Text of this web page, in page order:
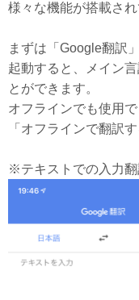
様々な機能が搭載され
まずは「Google翻訳
起動すると、メイン
とができます。
オフラインでも使用
「オフラインで翻訳
※テキストでの入力翻